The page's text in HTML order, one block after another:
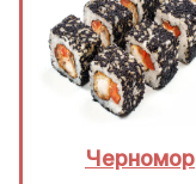
Черномор